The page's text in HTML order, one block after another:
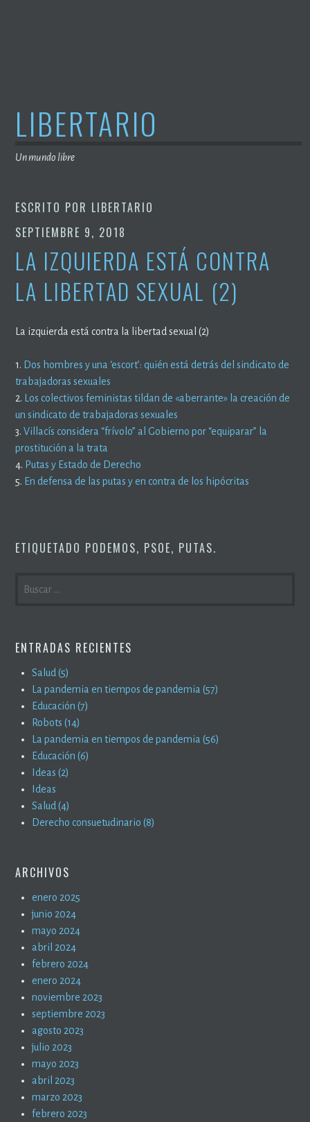
LIBERTARIO
Un mundo libre
ESCRITO POR LIBERTARIO
SEPTIEMBRE 9, 2018
LA IZQUIERDA ESTÁ CONTRA
LA LIBERTAD SEXUAL (2)
La izquierda está contra la libertad sexual (2)
1. Dos hombres y una ‘escort’: quién está detrás del sindicato de
trabajadoras sexuales
2. Los colectivos feministas tildan de «aberrante» la creación de
un sindicato de trabajadoras sexuales
3.Villacís considera “frívolo” al Gobierno por “equiparar” la
prostitución a la trata
4. Putas y Estado de Derecho
5. En defensa de las putas y en contra de los hipócritas
ETIQUETADO PODEMOS, PSOE, PUTAS.
ENTRADAS RECIENTES
Salud (5)
La pandemia en tiempos de pandemia (57)
Educación (7)
Robots (14)
La pandemia en tiempos de pandemia (56)
Educación (6)
Ideas (2)
Ideas
Salud (4)
Derecho consuetudinario (8)
ARCHIVOS
enero 2025
junio 2024
mayo 2024
abril 2024
febrero 2024
enero 2024
noviembre 2023
septiembre 2023
agosto 2023
julio 2023
mayo 2023
abril 2023
marzo 2023
febrero 2023